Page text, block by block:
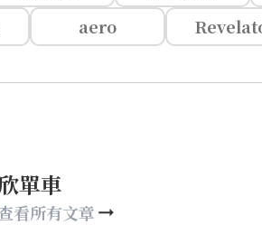
aero
單車
看所有文章